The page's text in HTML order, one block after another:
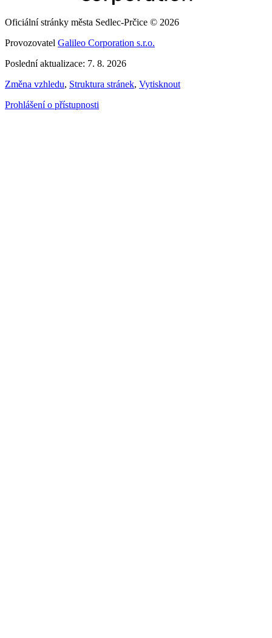
Oficiální stránky města Sedlec-Prčice © 2026
Provozovatel Galileo Corporation s.r.o.
Poslední aktualizace: 7. 8. 2026
Změna vzhledu, Struktura stránek, Vytisknout
Prohlášení o přístupnosti